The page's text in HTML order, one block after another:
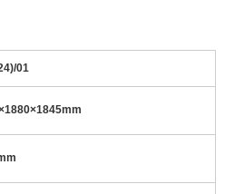
01
1880×1845mm